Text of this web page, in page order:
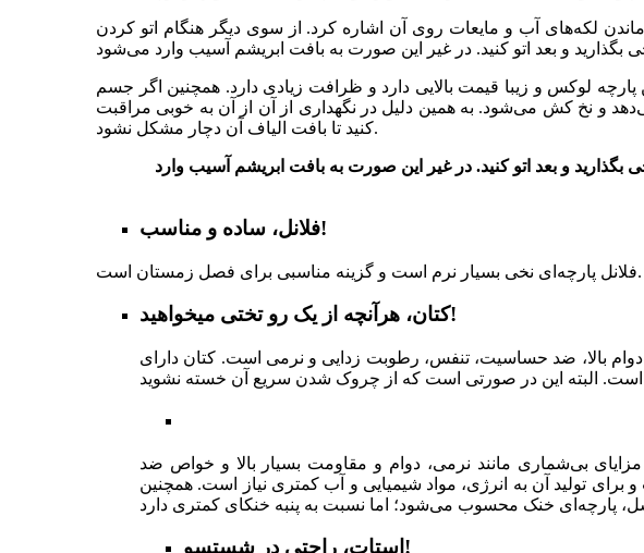
لکه‌های آب و مایعات روی آن اشاره کرد. از سوی دیگر هنگام اتو کردن
لوکس و زیبا قیمت بالایی دارد و ظرافت زیادی دارد. همچنین اگر جسم
و نخ کش می‌شود. به همین دلیل در نگهداری از آن از آن به خوبی مراقبت
کنید تا بافت الیاف آن دچار مشکل نشود.
بگذارید و بعد اتو کنید. در غیر این صورت به بافت ابریشم آسیب وارد
فلانل، ساده و مناسب!
فلانل پارچه‌ای نخی بسیار نرم است و گزینه مناسبی برای فصل زمستان است.
کتان، هرآنچه از یک رو تختی میخواهید!
دوام بالا، ضد حساسیت، تنفس، رطوبت زدایی و نرمی است. کتان دارای
بی‌شماری مانند نرمی، دوام و مقاومت بسیار بالا و خواص ضد
تولید آن به انرژی، مواد شیمیایی و آب کمتری نیاز است. همچنین
استات، راحتی در شستسو!